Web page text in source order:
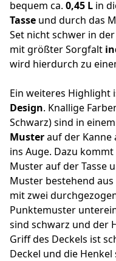
bequem ca. 0,45 L in
Tasse und durch das
Set nicht schwer in
mit größter Sorgfalt
wird hierdurch zu
Ein weiteres Highlight
Design. Knallige
Schwarz) sind in einem
Musterauf der
ins Auge. Dazu
Muster auf der Tasse
Muster bestehend aus
mit zwei
Punktemuster
sind schwarz und der
Griff des Deckels ist
Deckel und die